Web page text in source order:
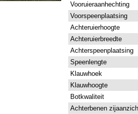
Vooruieraanhechting
Voorspeenplaatsing
Achteruierhoogte
Achteruierbreedte
Achterspeenplaatsing
Speenlengte
Klauwhoek
Klauwhoogte
Botkwaliteit
Achterbenen